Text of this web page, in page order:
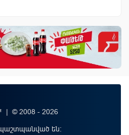
© 2008 - 2026
պաշտպանված են: